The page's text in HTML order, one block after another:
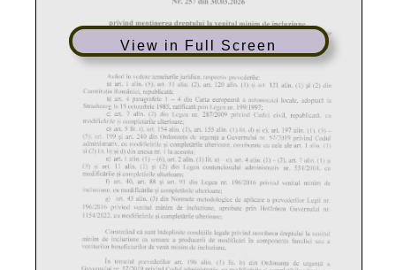
View in Full Screen